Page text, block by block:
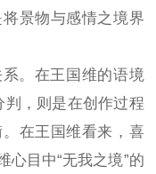
景物与感情之境界
。在王国维的语境
判，则是在创作过程
在王国维看来，喜
心目中“无我之境”的